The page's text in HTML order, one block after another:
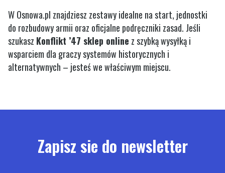
W Osnowa.pl znajdziesz zestawy idealne na start, jednostki
do rozbudowy armii oraz oficjalne podręczniki zasad. Jeśli
szukasz Konflikt ’47 sklep online z szybką wysyłką i
wsparciem dla graczy systemów historycznych i
alternatywnych – jesteś we właściwym miejscu.
Zapisz sie do newsletter